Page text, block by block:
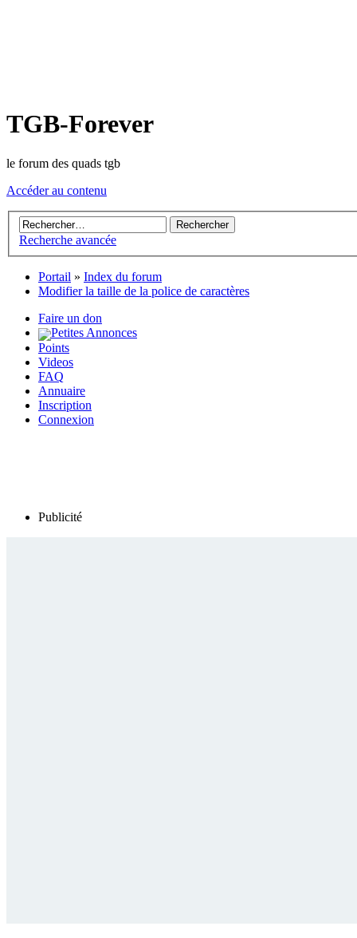
TGB-Forever
le forum des quads tgb
Accéder au contenu
Recherche avancée
Portail » Index du forum
Modifier la taille de la police de caractères
Faire un don
Petites Annonces
Points
Videos
FAQ
Annuaire
Inscription
Connexion
Publicité